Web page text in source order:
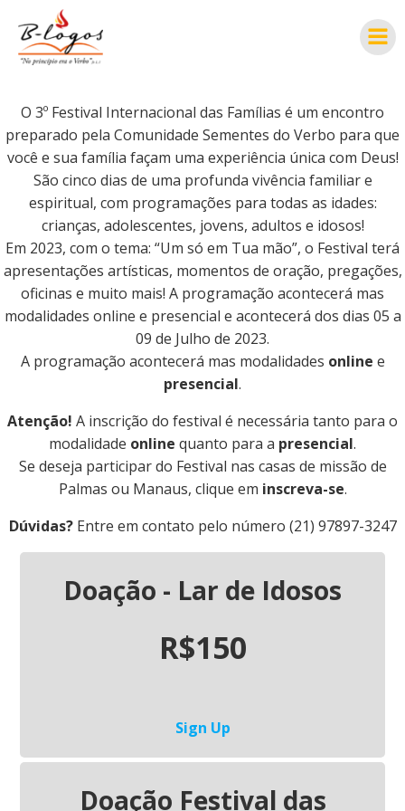
O 3º Festival Internacional das Famílias é um encontro
preparado pela Comunidade Sementes do Verbo para que
você e sua família façam uma experiência única com Deus!
São cinco dias de uma profunda vivência familiar e
espiritual, com programações para todas as idades:
crianças, adolescentes, jovens, adultos e idosos!
Em 2023, com o tema: “Um só em Tua mão”, o Festival terá
apresentações artísticas, momentos de oração, pregações,
oficinas e muito mais! A programação acontecerá mas
modalidades online e presencial e acontecerá dos dias 05 a
09 de Julho de 2023.
A programação acontecerá mas modalidades online e
presencial.
Atenção! A inscrição do festival é necessária tanto para o
modalidade online quanto para a presencial.
Se deseja participar do Festival nas casas de missão de
Palmas ou Manaus, clique em inscreva-se.
Dúvidas?Entre em contato pelo número (21) 97897-3247
Doação - Lar de Idosos
R$150
Sign Up
Doação Festival das